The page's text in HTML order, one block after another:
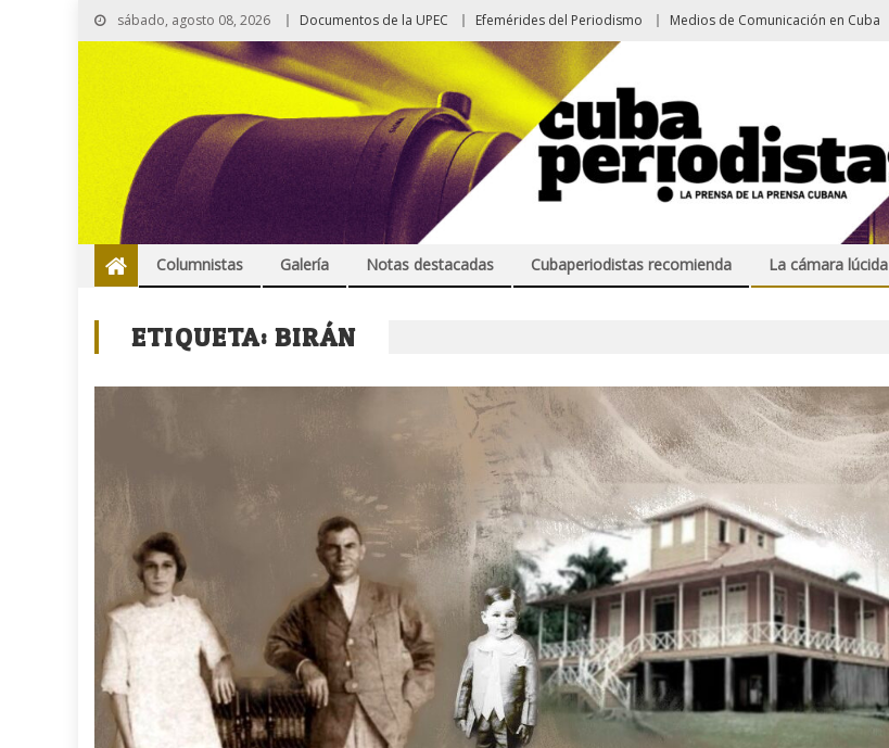
sábado, agosto 08, 2026 Documentos de la UPEC Efemérides del Periodismo Medios de Comunicación en Cuba
Columnistas Galería Notas destacadas Cubaperiodistas recomienda La cámara lúcida
ETIQUETA: BIRÁN